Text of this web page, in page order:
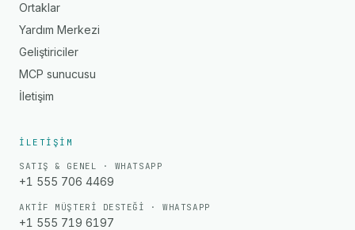
Ortaklar
Yardım Merkezi
Geliştiriciler
MCP sunucusu
İletişim
İLETIŞIM
SATIŞ & GENEL · WHATSAPP
+1 555 706 4469
AKTIF MÜŞTERI DESTEĞI · WHATSAPP
+1 555 719 6197